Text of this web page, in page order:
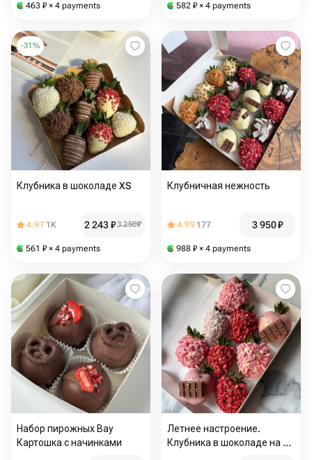
463 ₽ × 4 payments 582 ₽ × 4 payments
-31 %
Клубника в шоколаде XS
4.97 1K 2 243₽3 250₽
561 ₽ × 4 payments
Клубничная нежность
4.99 177 3 950₽
988 ₽ × 4 payments
Набор пирожных Вау
Картошка с начинками
Летнее настроение.
Клубника в шоколаде на 8